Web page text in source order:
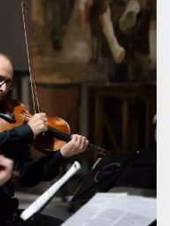
Sessione
Cookie di
Wordpress,
verifica che il
browser accetti i
Sessione
basate sul
linguaggio PHP.
Si tratta di un
identificatore
generico
utilizzato per
mantenere le
variabili di